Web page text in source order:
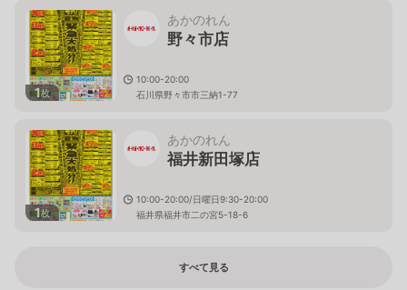
1枚
あかのれん
野々市店
10:00-20:00
石川県野々市市三納1-77
1枚
あかのれん
福井新田塚店
10:00-20:00/日曜日9:30-20:00
福井県福井市二の宮5-18-6
すべて見る